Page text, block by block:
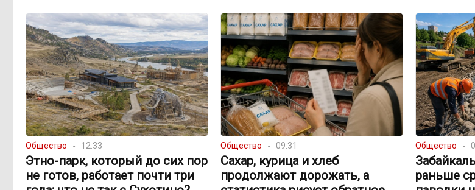
Общество 12:33
Этно-парк, который до сих пор
не готов, работает почти три
Общество 09:31
Сахар, курица и хлеб
продолжают дорожать, а
Общество
раньше